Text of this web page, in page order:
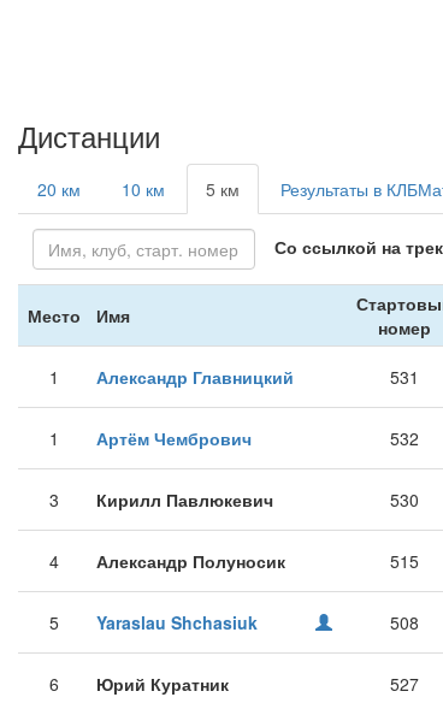
Дистанции
20 км 10 км 5 км Результаты в
Со ссылкой на
Место Имя
номер
1 Александр Главницкий 531
1 Артём Чембрович 532
3 Кирилл Павлюкевич 530
4 Александр Полуносик 515
5 Yaraslau Shchasiuk 508
6 Юрий Куратник 527